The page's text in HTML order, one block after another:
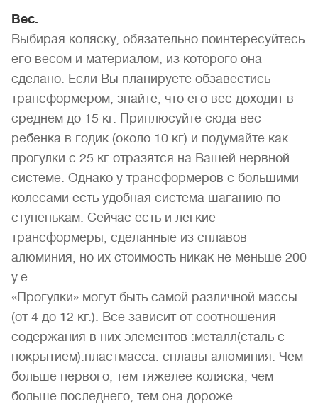
Вес.
Выбирая коляску, обязательно поинтересуйтесь
его весом и материалом, из которого она
сделано. Если Вы планируете обзавестись
трансформером, знайте, что его вес доходит в
среднем до 15 кг. Приплюсуйте сюда вес
ребенка в годик (около 10 кг) и подумайте как
прогулки с 25 кг отразятся на Вашей нервной
системе. Однако у трансформеров с большими
колесами есть удобная система шаганию по
ступенькам. Сейчас есть и легкие
трансформеры, сделанные из сплавов
алюминия, но их стоимость никак не меньше 200
у.е..
«Прогулки» могут быть самой различной массы
(от 4 до 12 кг.). Все зависит от соотношения
содержания в них элементов :металл(сталь с
покрытием):пластмасса: сплавы алюминия. Чем
больше первого, тем тяжелее коляска; чем
больше последнего, тем она дороже.